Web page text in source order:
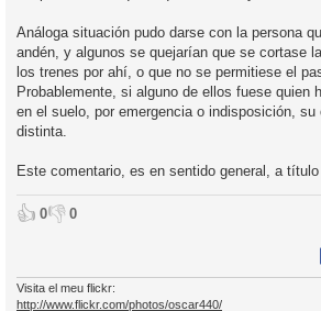
Análoga situación pudo darse con la persona
andén, y algunos se quejarían que se cortase
los trenes por ahí, o que no se permitiese el
Probablemente, si alguno de ellos fuese quien
en el suelo, por emergencia o indisposición,
distinta.
Este comentario, es en sentido general, a
👍 0👎 0
Visita el meu flickr:
http://www.flickr.com/photos/oscar440/